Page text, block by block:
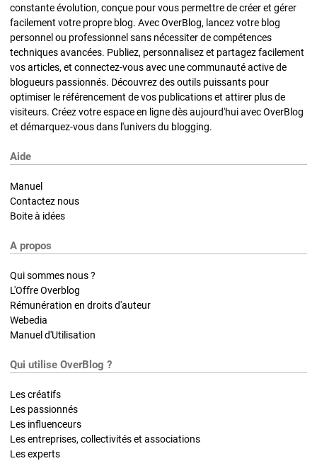
constante évolution, conçue pour vous permettre de créer et gérer
facilement votre propre blog. Avec OverBlog, lancez votre blog
personnel ou professionnel sans nécessiter de compétences
techniques avancées. Publiez, personnalisez et partagez facilement
vos articles, et connectez-vous avec une communauté active de
blogueurs passionnés. Découvrez des outils puissants pour
optimiser le référencement de vos publications et attirer plus de
visiteurs. Créez votre espace en ligne dès aujourd'hui avec OverBlog
et démarquez-vous dans l'univers du blogging.
Aide
Manuel
Contactez nous
Boite à idées
A propos
Qui sommes nous ?
L'Offre Overblog
Rémunération en droits d'auteur
Webedia
Manuel d'Utilisation
Qui utilise OverBlog ?
Les créatifs
Les passionnés
Les influenceurs
Les entreprises, collectivités et associations
Les experts